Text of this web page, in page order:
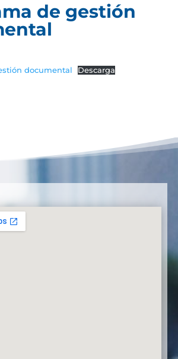
de gestión
documental Descarga